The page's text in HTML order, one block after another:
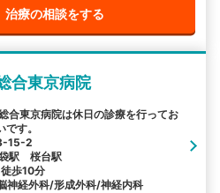
治療の相談をする
合東京病院
合東京病院は休日の診療を行ってお
す。
15-2
駅 桜台駅
歩10分
神経外科/形成外科/神経内科